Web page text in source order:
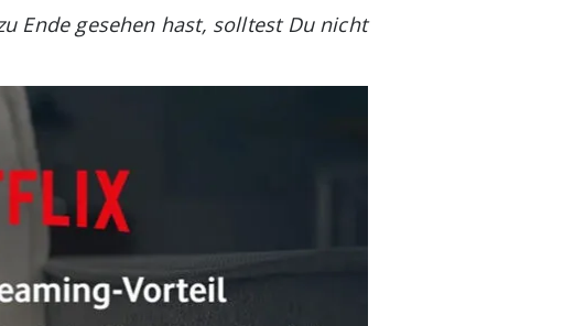
Ende gesehen hast, solltest Du nicht